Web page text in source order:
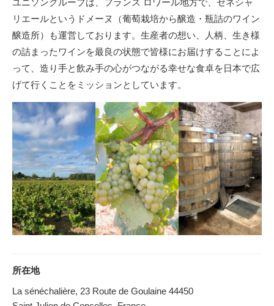
ユニソングループは、フランス ロワール地方で、セネシャ
リエールというドメーヌ（葡萄栽培から醸造・瓶詰のワイン
醸造所）も運営しております。生産者の想い、人柄、生き様
の詰まったワインを最良の状態で皆様にお届けすることによ
って、造り手と飲み手の心がつながる幸せな食卓を日本で広
げて行くことをミッションとしています。
所在地
La sénéchalière, 23 Route de Goulaine 44450